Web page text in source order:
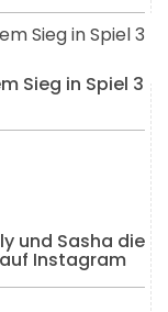
Sieg in Spiel 3
und Sasha die
Instagram